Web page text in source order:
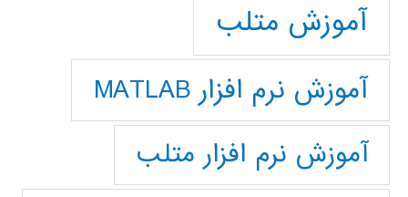
آموزش متلب
آموزش نرم افزار MATLAB
آموزش نرم افزار متلب